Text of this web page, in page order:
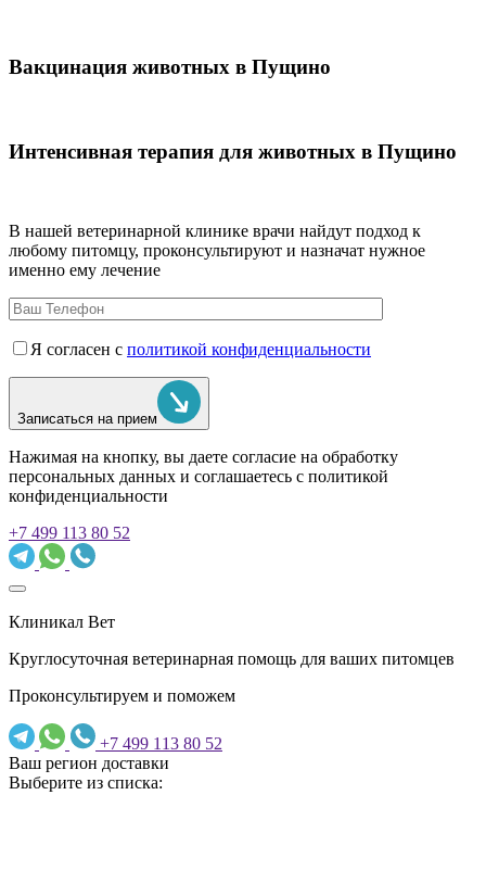
Вакцинация животных в Пущино
Интенсивная терапия для животных в Пущино
В нашей ветеринарной клинике врачи найдут подход к
любому питомцу, проконсультируют и назначат нужное
именно ему лечение
Я согласен с политикой конфиденциальности
Записаться на прием
Нажимая на кнопку, вы даете согласие на обработку
персональных данных и соглашаетесь c политикой
конфиденциальности
+7 499 113 80 52
Клиникал Вет
Круглосуточная ветеринарная помощь для ваших питомцев
Проконсультируем и поможем
+7 499 113 80 52
Ваш регион доставки
Выберите из списка: